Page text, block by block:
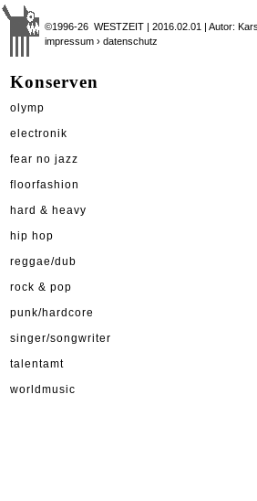
©1996-26 WESTZEIT | 2016.02.01 | Autor:
impressum › datenschutz
Konserven
olymp
electronik
fear no jazz
floorfashion
hard & heavy
hip hop
reggae/dub
rock & pop
punk/hardcore
singer/songwriter
talentamt
worldmusic